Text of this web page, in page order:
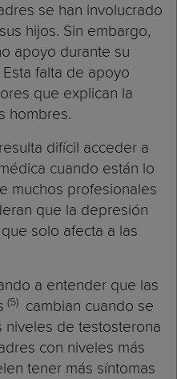
se han involucrado
hijos. Sin embargo,
apoyo durante su
falta de apoyo
que explican la
hombres.
difícil acceder a
cuando están lo
muchos profesionales
que la depresión
solo afecta a las
a entender que las
(5)
cambian cuando se
niveles de testosterona
con niveles más
tener más síntomas